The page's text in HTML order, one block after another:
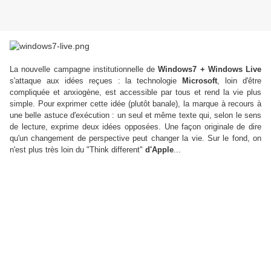
La nouvelle campagne institutionnelle deWindows7 + Windows Live
s'attaque aux idées reçues : la technologie
Microsoft, loin d'être
compliquée et anxiogène, est accessible par tous et rend la vie plus
simple. Pour exprimer cette idée (plutôt banale), la marque à recours à
une belle astuce d'exécution : un seul et même texte qui, selon le sens
de lecture, exprime deux idées opposées. Une façon originale de dire
qu'un changement de perspective peut changer la vie. Sur le fond, on
n'est plus très loin du "Think different" d'Apple...